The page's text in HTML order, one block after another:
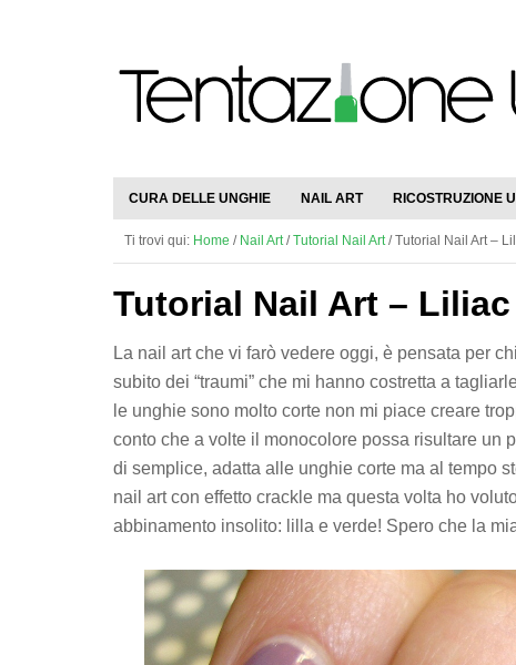
CURA DELLE UNGHIE NAIL ART RICOSTRUZIONE
Ti trovi qui: Home / Nail Art / Tutorial Nail Art /Tutorial Nail Art –
Tutorial Nail Art – Liliac
La nail art che vi farò vedere oggi, è pensata per
subito dei “traumi” che mi hanno costretta a
le unghie sono molto corte non mi piace creare
conto che a volte il monocolore possa risultare un
di semplice, adatta alle unghie corte ma al tempo
nail art con effetto crackle ma questa volta ho
abbinamento insolito: lilla e verde! Spero che la